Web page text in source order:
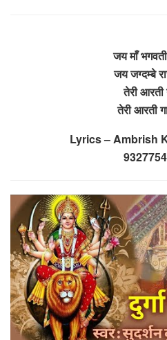
जय माँ
जय जग्दम्बे
तेरी
तेरी आरती
Lyrics – Ambrish